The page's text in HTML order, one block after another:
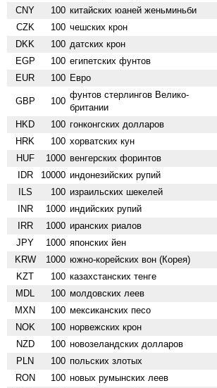
CNY 100 китайских юаней женьминьби
CZK 100 чешских крон
DKK 100 датских крон
EGP 100 египетских фунтов
EUR 100 Евро
GBP 100
фунтов стерлингов Велико­
британии
HKD 100 гонконгских долларов
HRK 100 хорватских кун
HUF 1000 венгерских форинтов
IDR 10000 индонезийских рупий
ILS 100 израильских шекелей
INR 1000 индийских рупий
IRR 1000 иранских риалов
JPY 1000 японских йен
KRW 1000 южно-корейских вон (Корея)
KZT 100 казахстанских тенге
MDL 100 молдовских леев
MXN 100 мексиканских песо
NOK 100 норвежских крон
NZD 100 ново­зеландских долларов
PLN 100 польских злотых
RON 100 новых румынских леев